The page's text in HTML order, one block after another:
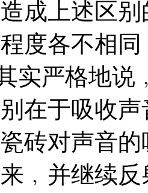
成上述区
度各不相
实严格地说
在于吸收
砖对声音
﹐并继续